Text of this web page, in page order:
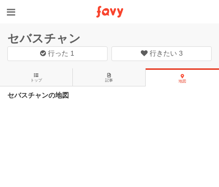
セバスチャン
行った 1 行きたい 3
トップ 記事 地図
セバスチャンの地図